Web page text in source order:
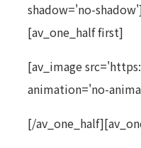
shadow='no-
[av_one_half first]
[av_image
animation='no-
[/